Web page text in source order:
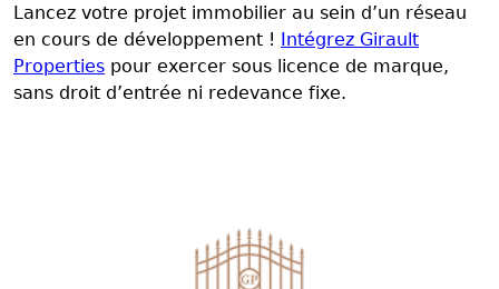
Lancez votre projet immobilier au sein d’un réseau
en cours de développement ! Intégrez Girault
Properties pour exercer sous licence de marque,
sans droit d’entrée ni redevance fixe.